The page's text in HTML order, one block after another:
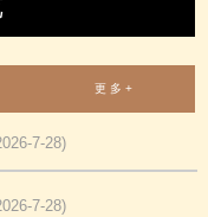
更 多 +
7-28)
7-28)